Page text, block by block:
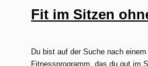
Fit im Sitzen
Du bist auf der Suche nach
Fitnessprogramm, das du gut im